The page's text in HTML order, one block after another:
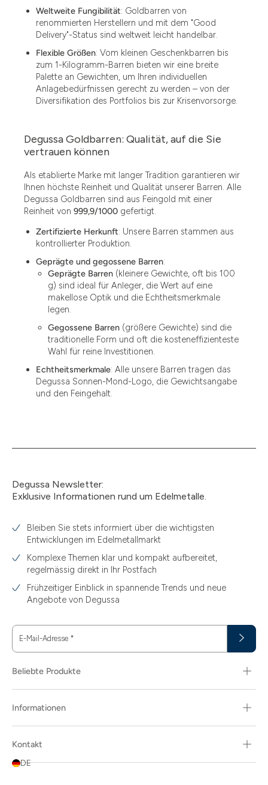
Weltweite Fungibilität: Goldbarren von
renommierten Herstellern und mit dem "Good
Delivery"-Status sind weltweit leicht handelbar.
Flexible Größen: Vom kleinen Geschenkbarren bis
zum 1-Kilogramm-Barren bieten wir eine breite
Palette an Gewichten, um Ihren individuellen
Anlagebedürfnissen gerecht zu werden – von der
Diversifikation des Portfolios bis zur Krisenvorsorge.
Degussa Goldbarren: Qualität, auf die Sie
vertrauen können
Als etablierte Marke mit langer Tradition garantieren wir
Ihnen höchste Reinheit und Qualität unserer Barren. Alle
Degussa Goldbarren sind aus Feingold mit einer
Reinheit von 999,9/1000 gefertigt.
Zertifizierte Herkunft: Unsere Barren stammen aus
kontrollierter Produktion.
Geprägte und gegossene Barren:
Geprägte Barren (kleinere Gewichte, oft bis 100
g) sind ideal für Anleger, die Wert auf eine
makellose Optik und die Echtheitsmerkmale
legen.
Gegossene Barren (größere Gewichte) sind die
traditionelle Form und oft die kosteneffizienteste
Wahl für reine Investitionen.
Echtheitsmerkmale: Alle unsere Barren tragen das
Degussa Sonnen-Mond-Logo, die Gewichtsangabe
und den Feingehalt.
Degussa Newsletter:
Exklusive Informationen rund um Edelmetalle.
Bleiben Sie stets informiert über die wichtigsten
Entwicklungen im Edelmetallmarkt
Komplexe Themen klar und kompakt aufbereitet,
regelmässig direkt in Ihr Postfach
Frühzeitiger Einblick in spannende Trends und neue
Angebote von Degussa
E-Mail-Adresse *
Beliebte Produkte
Informationen
Kontakt
DE